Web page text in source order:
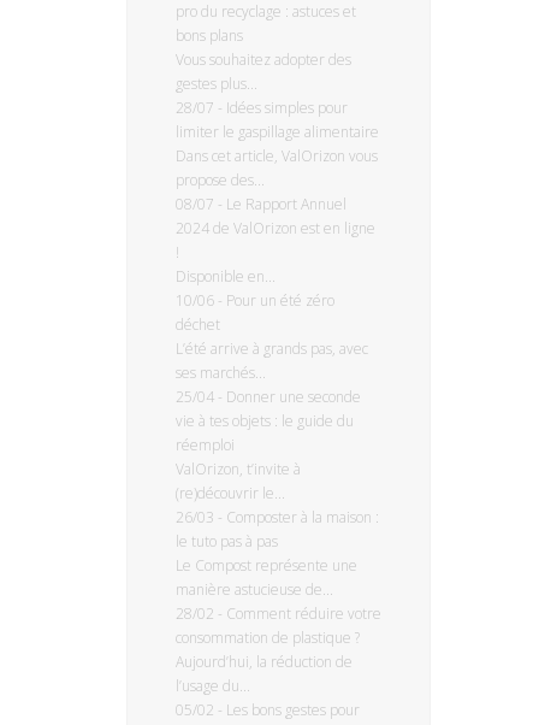
pro du recyclage : astuces et
bons plans
Vous souhaitez adopter des
gestes plus...
28/07 - Idées simples pour
limiter le gaspillage alimentaire
Dans cet article, ValOrizon vous
propose des...
08/07 - Le Rapport Annuel
2024 de ValOrizon est en ligne
!
Disponible en...
10/06 - Pour un été zéro
déchet
L’été arrive à grands pas, avec
ses marchés...
25/04 - Donner une seconde
vie à tes objets : le guide du
réemploi
ValOrizon, t’invite à
(re)découvrir le...
26/03 - Composter à la maison :
le tuto pas à pas
Le Compost représente une
manière astucieuse de...
28/02 - Comment réduire votre
consommation de plastique ?
Aujourd’hui, la réduction de
l’usage du...
05/02 - Les bons gestes pour